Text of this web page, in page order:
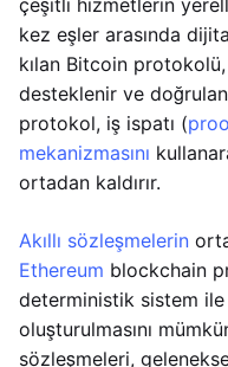
çeşitli hizmetlerin
kez eşler arasında
kılan Bitcoin
desteklenir ve
protokol, iş ispatı (
mekanizmasını
ortadan kaldırır.
Akıllı sözleşmelerin
Ethereum blockchain
deterministik sistem ile
oluşturulmasını
sözleşmeleri,